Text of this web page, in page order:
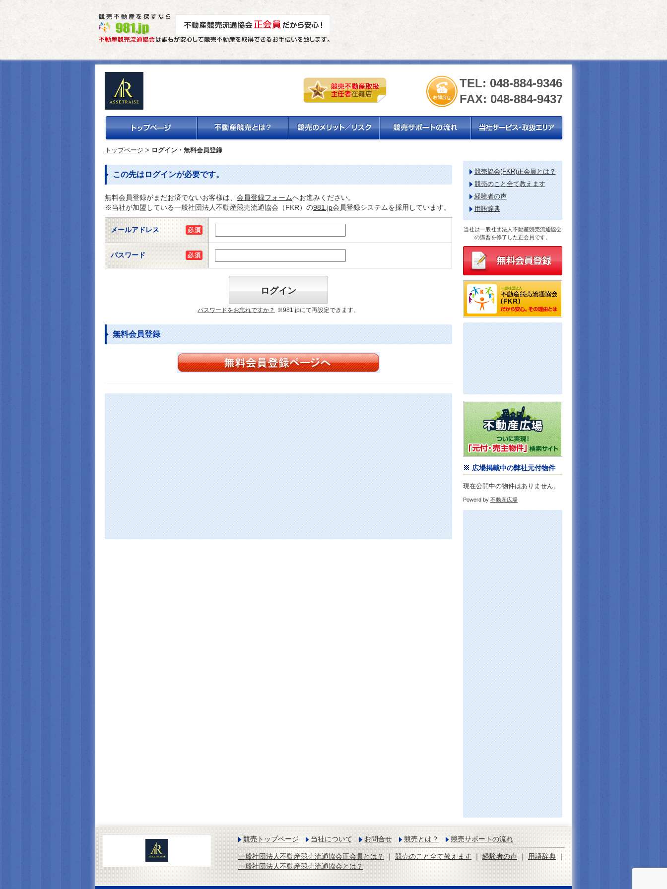
TEL: 048-884-9346
FAX: 048-884-9437
トップページ > ログイン・無料会員登録
この先はログインが必要です。
無料会員登録がまだお済でないお客様は、 会員登録フォームへお進みください。
※当社が加盟している一般社団法人不動産競売流通協会（FKR）の981.jp会員登録システムを採用しています。
メールアドレス
パスワード
ログイン
パスワードをお忘れですか？ ※981.jpにて再設定できます。
無料会員登録
競売協会(FKR)正会員とは？
競売のこと全て教えます
経験者の声
用語辞典
当社は一般社団法人不動産競売流通協会
の講習を修了した正会員です。
広場掲載中の弊社元付物件
現在公開中の物件はありません。
Powerd by 不動産広場
競売トップページ 当社について お問合せ 競売とは？ 競売サポートの流れ
一般社団法人不動産競売流通協会正会員とは？｜競売のこと全て教えます｜経験者の声｜用語辞典｜
一般社団法人不動産競売流通協会とは？